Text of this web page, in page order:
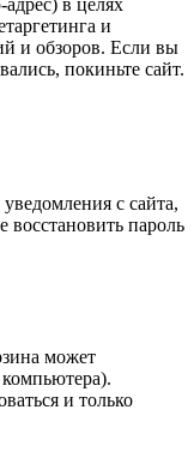
в целях
и
и обзоров. Если вы
покиньте сайт.
с сайта,
восстановить пароль
может
компьютера).
и только